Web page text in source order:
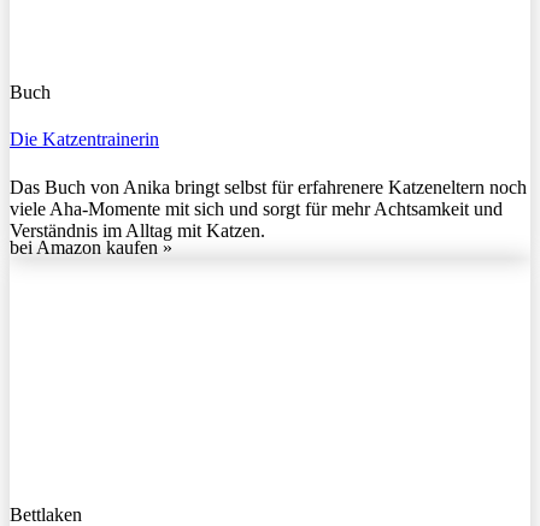
Buch
Die Katzentrainerin
Das Buch von Anika bringt selbst für erfahrenere Katzeneltern noch
viele Aha-Momente mit sich und sorgt für mehr Achtsamkeit und
Verständnis im Alltag mit Katzen.
bei Amazon kaufen »
Bettlaken